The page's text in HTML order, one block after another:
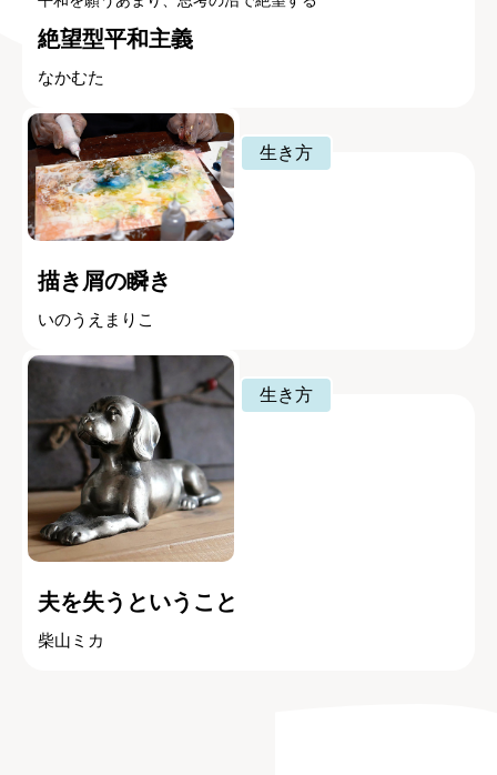
絶望型平和主義
なかむた
生き方
描き屑の瞬き
いのうえまりこ
生き方
夫を失うということ
柴山ミカ